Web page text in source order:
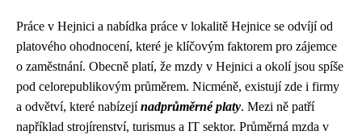
Práce v Hejnici a nabídka práce v lokalitě Hejnice se odvíjí od
platového ohodnocení, které je klíčovým faktorem pro zájemce
o zaměstnání. Obecně platí, že mzdy v Hejnici a okolí jsou spíše
pod celorepublikovým průměrem. Nicméně, existují zde i firmy
a odvětví, které nabízejínadprůměrné platy. Mezi ně patří
například strojírenství, turismus a IT sektor. Průměrná mzda v